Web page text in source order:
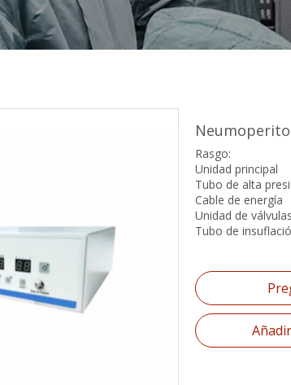
Rasgo:
Unidad principal
Tubo de alta
Cable de energía
Unidad de
Tubo de